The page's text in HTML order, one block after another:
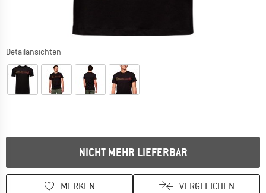
Detailansichten
NICHT MEHR LIEFERBAR
MERKEN VERGLEICHEN